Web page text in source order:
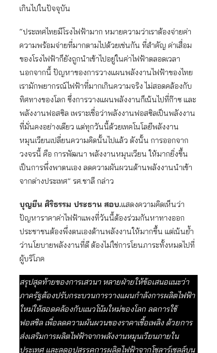
เกินไปในปัจจุบัน
“ประเทศไทยมีโรงไฟฟ้ามาก หมายความว่าเราต้องจ่ายค่า
ความพร้อมจ่ายที่มากตามไปด้วยเช่นกัน ที่สำคัญ ค่าเสื่อม
ของโรงไฟฟ้าก็ยังถูกนำเข้าไปอยู่ในค่าไฟฟ้าตลอดเวลา
นอกจากนี้ ปัญหาของการวางแผนพลังงานไฟฟ้าของไทย
เรามักพยากรณ์ไฟฟ้าที่มากเกินความจริง ไม่สอดคล้องกับ
ทิศทางของโลก ซึ่งการวางแผนพลังงานก็เน้นไปที่ก๊าซ และ
พลังงานฟอสซิล เพราะเชื่อว่าพลังงานฟอสซิลเป็นพลังงาน
ที่มั่นคงอย่างเดียว แต่ทุกวันนี้ด้วยเทคโนโลยีพลังงาน
หมุนเวียนเปลี่ยนความคิดนั้นไปแล้ว ดังนั้น การออกจาก
วงจรนี้ คือ การพัฒนา พลังงานหมุนเวียน ให้มากยิ่งขึ้น
เป็นการพึ่งพาตนเอง ลดความผันผวนด้านพลังงานนำเข้า
จากต่างประเทศ” รศ.ชาลี กล่าว
บุญยืน ศิริธรรม ประธาน สอบ.แสดงความคิดเห็นว่า
ปัญหาราคาค่าไฟฟ้าแพงที่วันนี้ต้องร่วมกันหาทางออก
ประชาชนต้องพึ่งตนเองด้านพลังงานให้มากขึ้น แต่เน้นย้ำ
ว่านโยบายพลังงานที่ดี ต้องไม่ใช่การโยนภาระทั้งหมดไปที่
ผู้บริโภค
สรุปสุดท้ายของการเสวนา หลายฝ่ายให้ข้อเสนอแนะว่า
ภาครัฐต้องปรับกระบวนการวางแผนกำลังการผลิตไฟฟ้า
ใหม่ให้สอดคล้องกับแนวโน้มใหม่ของโลก ลดการใช้
ฟอสซิล เพื่อลดความผันผวนของราคาเชื้อเพลิง ด้วยการ
ส่งเสริมการผลิตไฟฟ้าจากพลังงานหมุนเวียนภายใน
ประเทศ และลดอุปสรรคการผลิตไฟฟ้าจากโซลาร์เซลล์บน